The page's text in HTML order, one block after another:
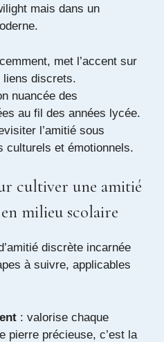
mais dans un
met l’accent sur
liens discrets.
nuancée des
au fil des années lycée.
l’amitié sous
culturels et émotionnels.
cultiver une amitié
en milieu scolaire
discrète incarnée
à suivre, applicables
: valorise chaque
pierre précieuse, c’est la